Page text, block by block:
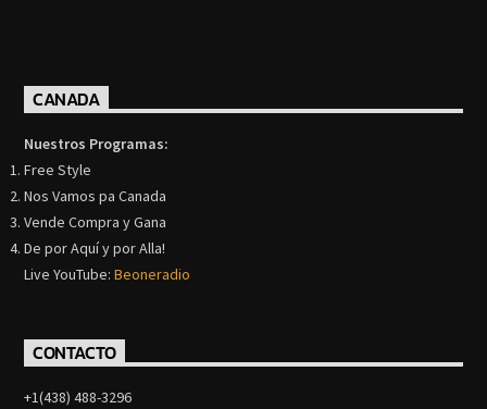
CANADA
Nuestros Programas:
Free Style
Nos Vamos pa Canada
Vende Compra y Gana
De por Aquí y por Alla!
Live YouTube:Beoneradio
CONTACTO
+1(438) 488-3296